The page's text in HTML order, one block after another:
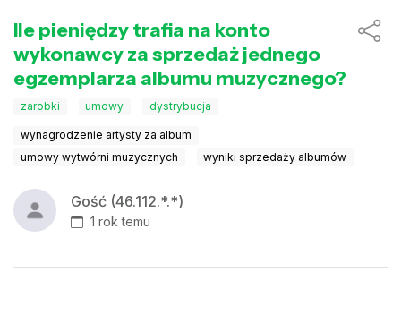
Ile pieniędzy trafia na konto
wykonawcy za sprzedaż jednego
egzemplarza albumu muzycznego?
zarobki umowy dystrybucja
wynagrodzenie artysty za album
umowy wytwórni muzycznych
wyniki sprzedaży albumów
Gość (46.112.*.*)
1 rok temu